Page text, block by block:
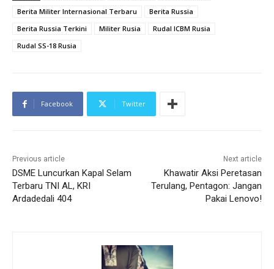
Berita Militer Internasional Terbaru
Berita Russia
Berita Russia Terkini
Militer Rusia
Rudal ICBM Rusia
Rudal SS-18 Rusia
Facebook Twitter
Previous article
DSME Luncurkan Kapal Selam
Terbaru TNI AL, KRI
Ardadedali 404
Next article
Khawatir Aksi Peretasan
Terulang, Pentagon: Jangan
Pakai Lenovo!